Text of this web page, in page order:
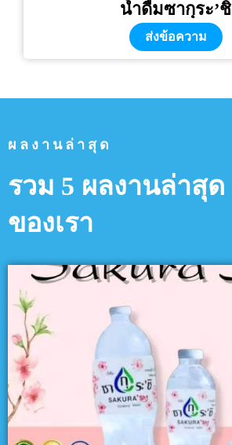
น้ำดื่มซากุระ’ชิ
ส่งข้อความ
ผลงานล่าสุด
รวม 5 ผลงานล่าสุด
ของเรา